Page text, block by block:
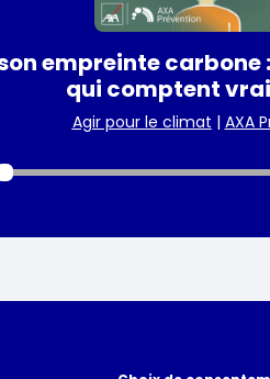
empreinte carbone
qui comptent
Agir pour le climat | AXA